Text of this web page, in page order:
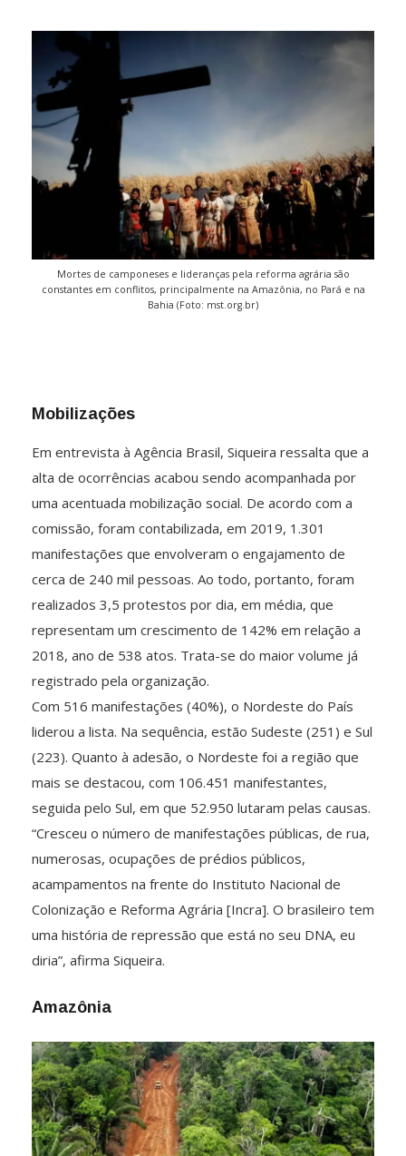
Mortes de camponeses e lideranças pela reforma agrária são
constantes em conflitos, principalmente na Amazônia, no Pará e na
Bahia (Foto: mst.org.br)
Mobilizações
Em entrevista à Agência Brasil, Siqueira ressalta que a
alta de ocorrências acabou sendo acompanhada por
uma acentuada mobilização social. De acordo com a
comissão, foram contabilizada, em 2019, 1.301
manifestações que envolveram o engajamento de
cerca de 240 mil pessoas. Ao todo, portanto, foram
realizados 3,5 protestos por dia, em média, que
representam um crescimento de 142% em relação a
2018, ano de 538 atos. Trata-se do maior volume já
registrado pela organização.
Com 516 manifestações (40%), o Nordeste do País
liderou a lista. Na sequência, estão Sudeste (251) e Sul
(223). Quanto à adesão, o Nordeste foi a região que
mais se destacou, com 106.451 manifestantes,
seguida pelo Sul, em que 52.950 lutaram pelas causas.
“Cresceu o número de manifestações públicas, de rua,
numerosas, ocupações de prédios públicos,
acampamentos na frente do Instituto Nacional de
Colonização e Reforma Agrária [Incra]. O brasileiro tem
uma história de repressão que está no seu DNA, eu
diria”, afirma Siqueira.
Amazônia